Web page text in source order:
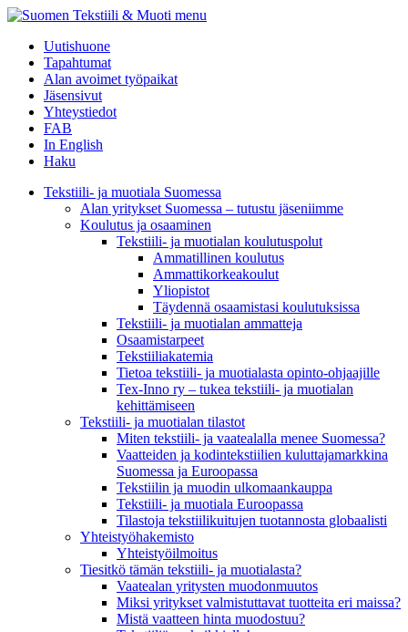
menu
Uutishuone
Tapahtumat
Alan avoimet työpaikat
Jäsensivut
Yhteystiedot
FAB
In English
Haku
Tekstiili- ja muotiala Suomessa
Alan yritykset Suomessa – tutustu jäseniimme
Koulutus ja osaaminen
Tekstiili- ja muotialan koulutuspolut
Ammatillinen koulutus
Ammattikorkeakoulut
Yliopistot
Täydennä osaamistasi koulutuksissa
Tekstiili- ja muotialan ammatteja
Osaamistarpeet
Tekstiiliakatemia
Tietoa tekstiili- ja muotialasta opinto-ohjaajille
Tex-Inno ry – tukea tekstiili- ja muotialan
kehittämiseen
Tekstiili- ja muotialan tilastot
Miten tekstiili- ja vaatealalla menee Suomessa?
Vaatteiden ja kodintekstiilien kuluttajamarkkina
Suomessa ja Euroopassa
Tekstiilin ja muodin ulkomaankauppa
Tekstiili- ja muotiala Euroopassa
Tilastoja tekstiilikuitujen tuotannosta globaalisti
Yhteistyö­hakemisto
Yhteistyöilmoitus
Tiesitkö tämän tekstiili- ja muotialasta?
Vaatealan yritysten muodonmuutos
Miksi yritykset valmistuttavat tuotteita eri maissa?
Mistä vaatteen hinta muodostuu?